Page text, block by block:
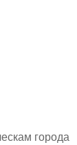
города